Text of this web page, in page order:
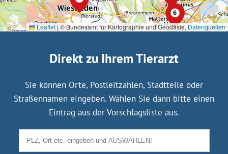
Leaflet|© Bundesamt für Kartographie und Geodäsie,Datenquellen
Direkt zu Ihrem Tierarzt
Sie können Orte, Postleitzahlen, Stadtteile oder
Straßennamen eingeben. Wählen Sie dann bitte einen
Eintrag aus der Vorschlagsliste aus.